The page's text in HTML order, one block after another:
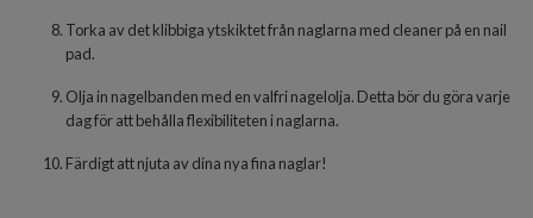
Torka av det klibbiga ytskiktet från naglarna med cleaner på en nail
pad.
Olja in nagelbanden med en valfri nagelolja. Detta bör du göra varje
dag för att behålla flexibiliteten i naglarna.
Färdigtatt njuta av dina nya fina naglar!